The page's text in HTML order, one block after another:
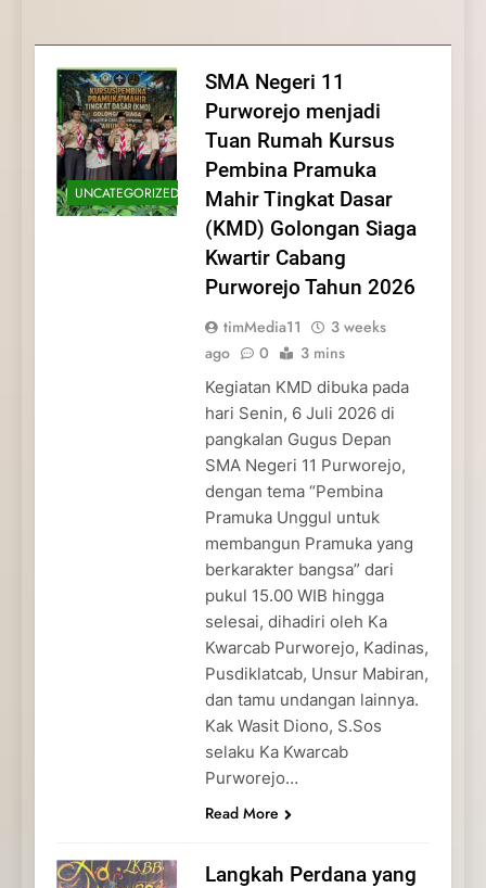
dan Pengabdian Generasi
Pramuka
Pramuka
Kepedulian
UNCATEGORIZED
SMA Negeri 11
Purworejo menjadi
Tuan Rumah Kursus
Pembina Pramuka
Mahir Tingkat Dasar
(KMD) Golongan Siaga
Kwartir Cabang
Purworejo Tahun 2026
timMedia11
3 weeks
ago
0 3 mins
Kegiatan KMD dibuka pada
hari Senin, 6 Juli 2026 di
pangkalan Gugus Depan
SMA Negeri 11 Purworejo,
dengan tema “Pembina
Pramuka Unggul untuk
membangun Pramuka yang
berkarakter bangsa” dari
pukul 15.00 WIB hingga
selesai, dihadiri oleh Ka
Kwarcab Purworejo, Kadinas,
Pusdiklatcab, Unsur Mabiran,
dan tamu undangan lainnya.
Kak Wasit Diono, S.Sos
selaku Ka Kwarcab
Purworejo…
Read More
Langkah Perdana yang